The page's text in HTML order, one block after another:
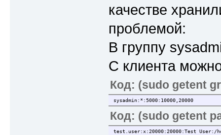
качестве
проблемой:
В группу
С клиента
Код: (sudo getent
sysadmin:*:5000:10000,20000
Код: (sudo getent
test.user:x:20000:20000:Test User:/